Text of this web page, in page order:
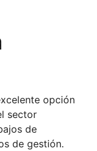
opción
sector
de
de gestión.